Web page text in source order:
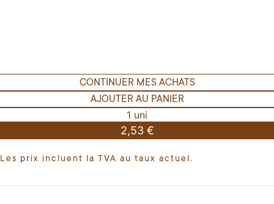
CONTINUER MES ACHATS
AJOUTER AU PANIER
1 uni
2,53 €
Les prix incluent la TVA au taux actuel.